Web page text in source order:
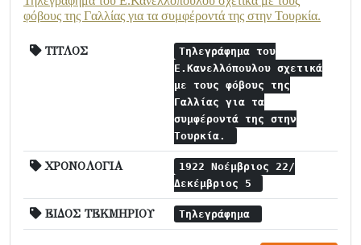
φόβους της Γαλλίας για τα συμφέροντά της στην Τουρκία.
ΤΙΤΛΟΣ
Τηλεγράφημα του
Ε.Κανελλόπουλου σχετικά
με τους φόβους της
Γαλλίας για τα
συμφέροντά της στην
Τουρκία.
ΧΡΟΝΟΛΟΓΙΑ
1922 Νοέμβριος 22/
Δεκέμβριος 5
ΕΙΔΟΣ ΤΕΚΜΗΡΙΟΥ Τηλεγράφημα